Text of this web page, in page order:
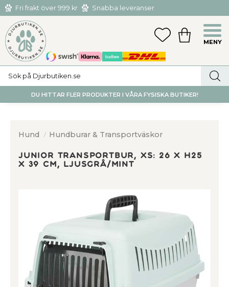
Meny
Fri frakt över 999 kr
Snabba leveranser
Hämta och returnera i butiken i Tumba eller Huddinge C
FAVORITER
KUNDVAGN
DU HITTAR FLER PRODUKTER I VÅRA FYSISKA BUTIKER!
Hund Hundburar & Transportväskor
Junior transportbur, XS: 26 x h25
x 39 cm, ljusgrå/mint